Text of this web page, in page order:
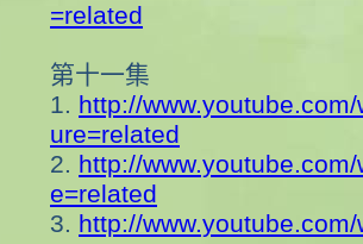
=related
第十一集
1. http://
ure=related
2. http://
e=related
3. http://